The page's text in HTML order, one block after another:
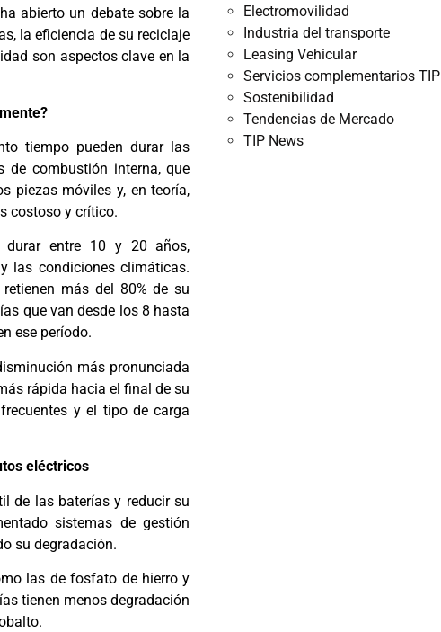
abierto un debate sobre la
la eficiencia de su reciclaje
son aspectos clave en la
tiempo pueden durar las
de combustión interna, que
piezas móviles y, en teoría,
costoso y crítico.
durar entre 10 y 20 años,
las condiciones climáticas.
más del 80% de su
que van desde los 8 hasta
ese período.
más pronunciada
rápida hacia el final de su
y el tipo de carga
eléctricos
de las baterías y reducir su
sistemas de gestión
su degradación.
las de fosfato de hierro y
tienen menos degradación
Electromovilidad
Industria del transporte
Leasing Vehicular
Servicios complementarios TIP
Sostenibilidad
Tendencias de Mercado
TIP News